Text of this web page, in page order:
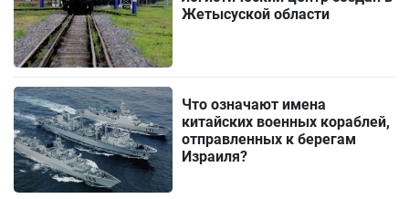
Жетысуской области
Что означают имена
китайских военных кораблей,
отправленных к берегам
Израиля?